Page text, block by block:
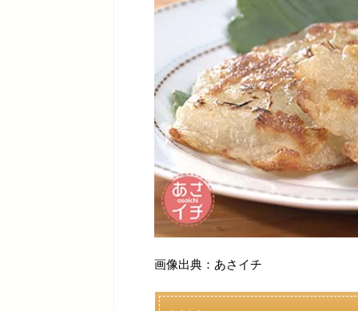
画像出典：あさイチ